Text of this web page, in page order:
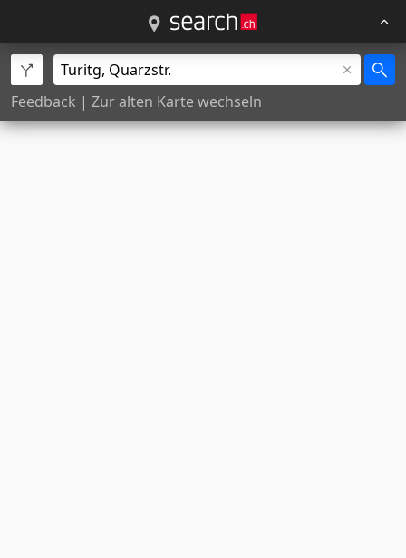
Feedback | Zur alten Karte wechseln